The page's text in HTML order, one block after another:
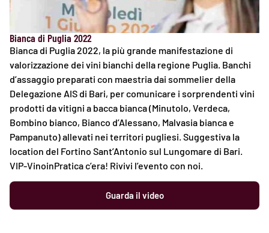
Bianca di Puglia 2022
Bianca di Puglia 2022, la più grande manifestazione di
valorizzazione dei vini bianchi della regione Puglia. Banchi
d’assaggio preparati con maestria dai sommelier della
Delegazione AIS di Bari, per comunicare i sorprendenti vini
prodotti da vitigni a bacca bianca (Minutolo, Verdeca,
Bombino bianco, Bianco d’Alessano, Malvasia bianca e
Pampanuto) allevati nei territori pugliesi. Suggestiva la
location del Fortino Sant’Antonio sul Lungomare di Bari.
VIP-VinoinPratica c’era! Rivivi l’evento con noi.
Guarda il video